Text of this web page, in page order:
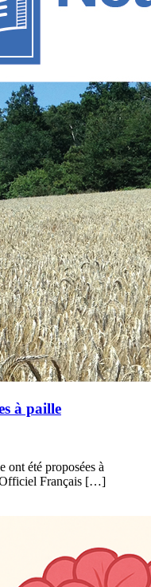
à paille
ont été proposées à
Officiel Français […]